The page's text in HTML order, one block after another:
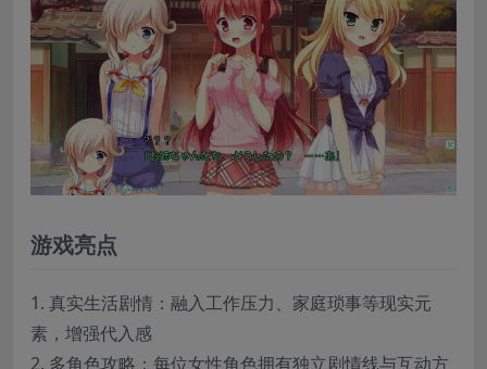
游戏亮点
1. 真实生活剧情：融入工作压力、家庭琐事等现实元
素，增强代入感
2. 多角色攻略：每位女性角色拥有独立剧情线与互动方